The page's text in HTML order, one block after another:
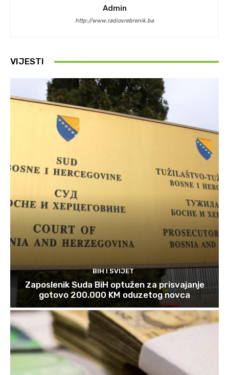
Admin
http://www.radiosrebrenik.ba
VIJESTI
BIH I SVIJET
Zaposlenik Suda BiH optužen za prisvajanje
gotovo 200.000 KM oduzetog novca